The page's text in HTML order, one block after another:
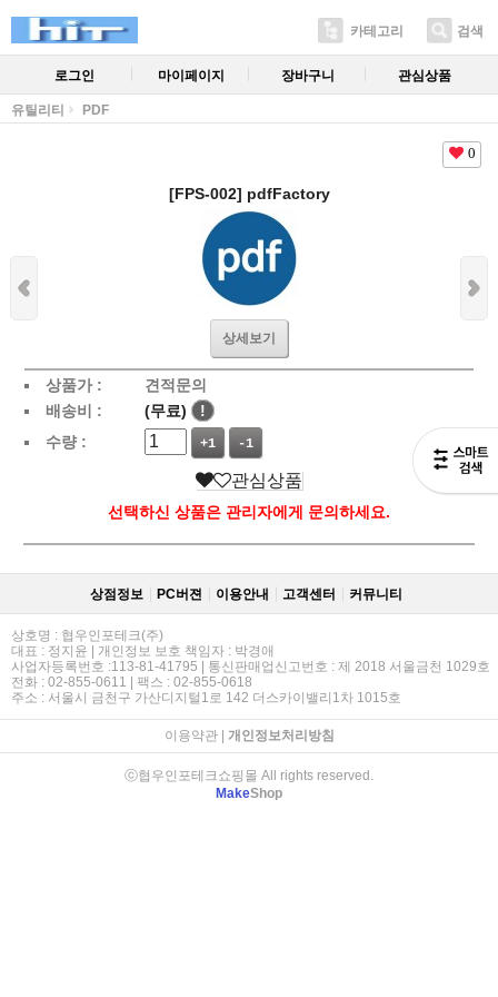
카테고리 검색
로그인 마이페이지 장바구니 관심상품
유틸리티 PDF
0
[FPS-002] pdfFactory
상세보기
상품가 :
견적문의
배송비 :
(무료)
!
수량 :
+1 -1
관심상품
선택하신 상품은 관리자에게 문의하세요.
상점정보 PC버젼 이용안내 고객센터 커뮤니티
상호명 : 협우인포테크(주)
대표 : 정지윤 | 개인정보 보호 책임자 : 박경애
사업자등록번호 :113-81-41795 | 통신판매업신고번호 : 제 2018 서울금천 1029호
전화 : 02-855-0611 | 팩스 : 02-855-0618
주소 : 서울시 금천구 가산디지털1로 142 더스카이밸리1차 1015호
이용약관| 개인정보처리방침
ⓒ협우인포테크쇼핑몰 All rights reserved.
MakeShop